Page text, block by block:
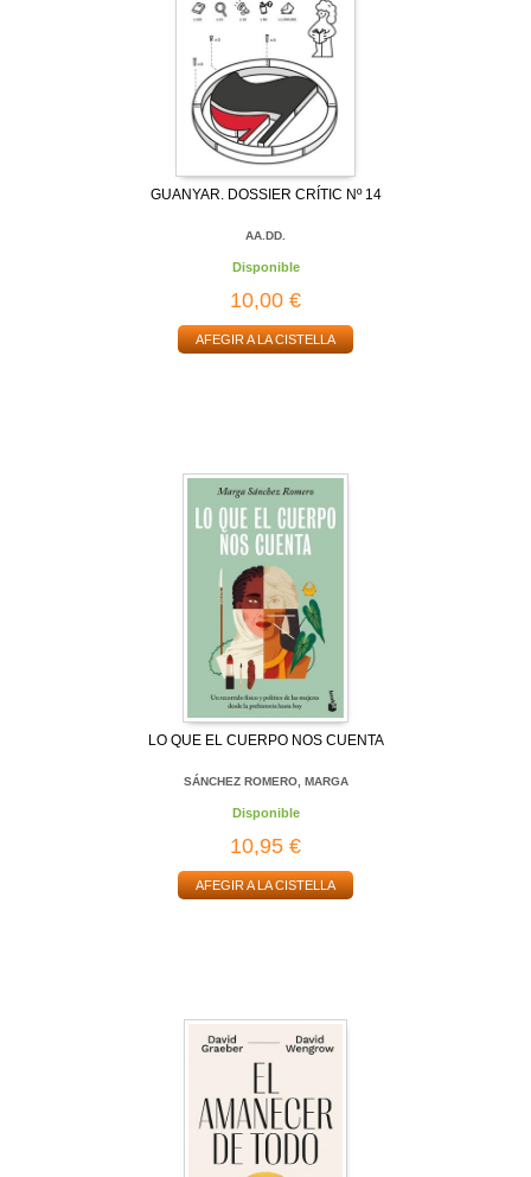
GUANYAR. DOSSIER CRÍTIC Nº 14
AA.DD.
Disponible
10,00 €
AFEGIR A LA CISTELLA
LO QUE EL CUERPO NOS CUENTA
SÁNCHEZ ROMERO, MARGA
Disponible
10,95 €
AFEGIR A LA CISTELLA